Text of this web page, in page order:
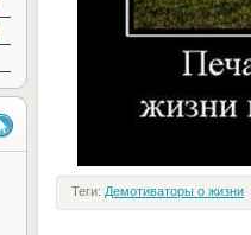
Теги: Демотиваторы о жизни